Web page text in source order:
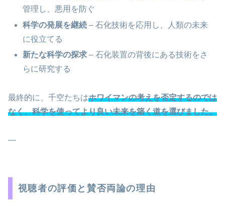
管理し、悪用を防ぐ
科学の発展を継続 – 石化技術を応用し、人類の未来
に役立てる
新たな科学の探求 – 石化装置の背後にある技術をさ
らに研究する
最終的に、千空たちはホワイマンの考えを否定するのでは
なく、科学を使ってより良い未来を築く道を選びました。
—
視聴者の評価と賛否両論の理由